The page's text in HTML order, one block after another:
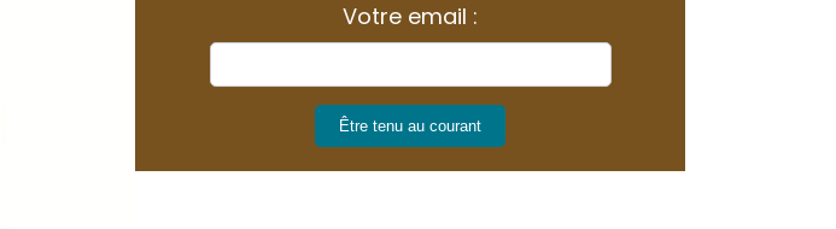
Votre email :
Être tenu au courant